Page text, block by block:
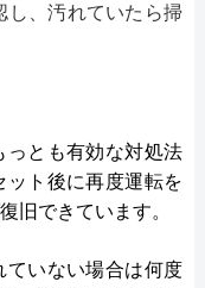
し、汚れていたら掃
っとも有効な対処法
ット後に再度運転を
旧できています。
ていない場合は何度